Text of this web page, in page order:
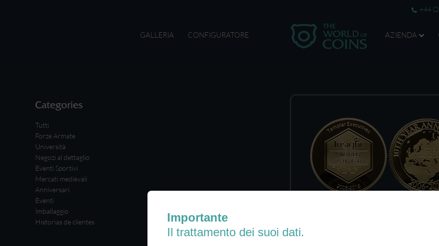
+44
GALLERIA CONFIGURATORE AZIENDA
Categories
Tutti
Forze Armate
Università
Negozi al dettaglio
Eventi Sportivi
Mercati medievali
Anniversari
Eventi
Imballaggio
Historias de clientes
Importante
Il trattamento dei suoi dati.